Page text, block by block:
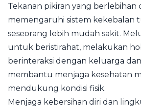
Tekanan pikiran yang berlebihan
memengaruhi sistem kekebalan
seseorang lebih mudah sakit.
untuk beristirahat, melakukan
berinteraksi dengan keluarga
membantu menjaga kesehatan
mendukung kondisi fisik.
Menjaga kebersihan diri dan